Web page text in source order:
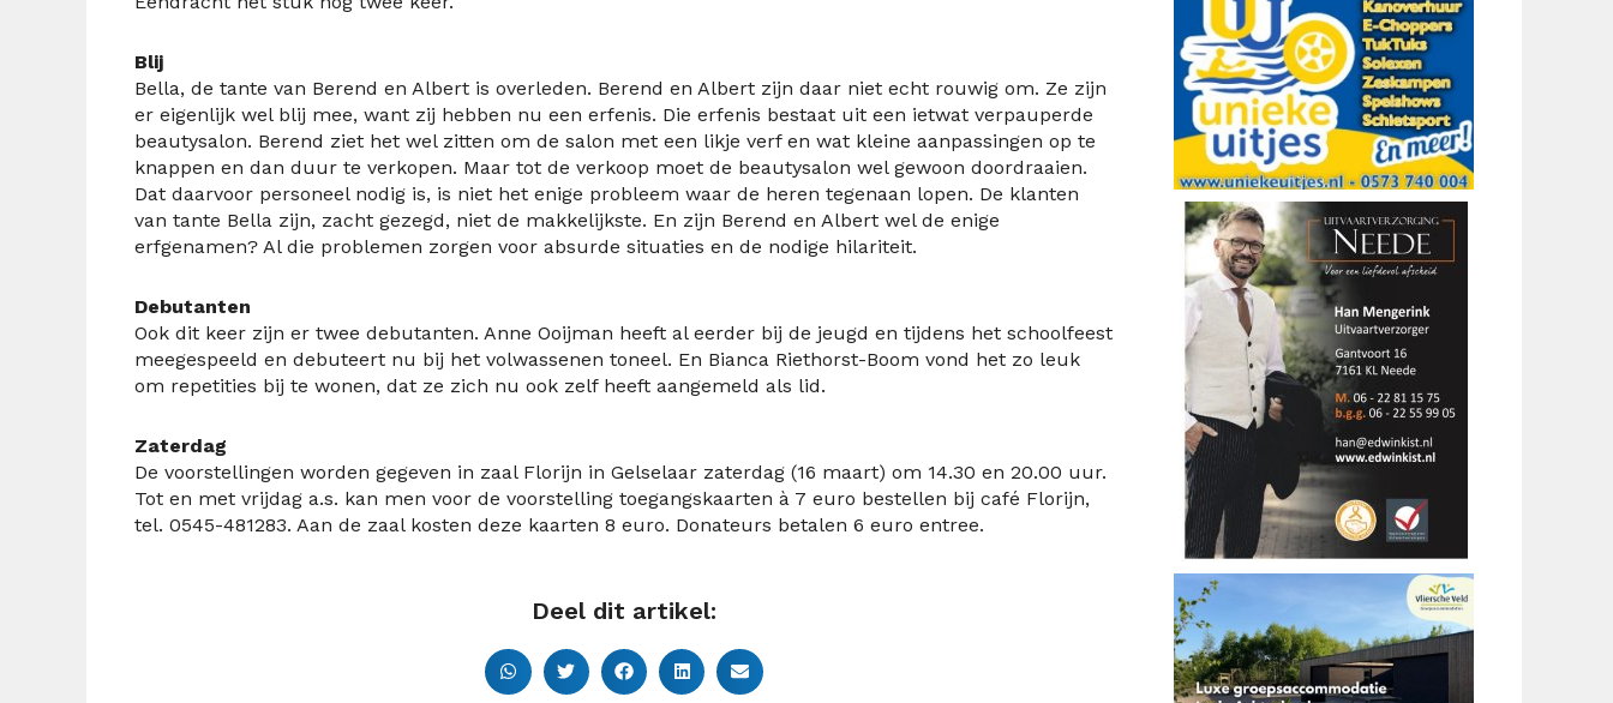
Blij
Bella, de tante van Berend en Albert is overleden. Berend en Albert zijn daar niet echt rouwig om. Ze zijn
er eigenlijk wel blij mee, want zij hebben nu een erfenis. Die erfenis bestaat uit een ietwat verpauperde
beautysalon. Berend ziet het wel zitten om de salon met een likje verf en wat kleine aanpassingen op te
knappen en dan duur te verkopen. Maar tot de verkoop moet de beautysalon wel gewoon doordraaien.
Dat daarvoor personeel nodig is, is niet het enige probleem waar de heren tegenaan lopen. De klanten
van tante Bella zijn, zacht gezegd, niet de makkelijkste. En zijn Berend en Albert wel de enige
erfgenamen? Al die problemen zorgen voor absurde situaties en de nodige hilariteit.
Debutanten
Ook dit keer zijn er twee debutanten. Anne Ooijman heeft al eerder bij de jeugd en tijdens het schoolfeest
meegespeeld en debuteert nu bij het volwassenen toneel. En Bianca Riethorst-Boom vond het zo leuk
om repetities bij te wonen, dat ze zich nu ook zelf heeft aangemeld als lid.
Zaterdag
De voorstellingen worden gegeven in zaal Florijn in Gelselaar zaterdag (16 maart) om 14.30 en 20.00 uur.
Tot en met vrijdag a.s. kan men voor de voorstelling toegangskaarten à 7 euro bestellen bij café Florijn,
tel. 0545-481283. Aan de zaal kosten deze kaarten 8 euro. Donateurs betalen 6 euro entree.
Deel dit artikel: